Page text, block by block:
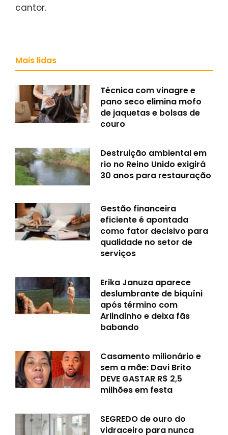
cantor.
Mais lidas
Técnica com vinagre e
pano seco elimina mofo
de jaquetas e bolsas de
couro
Destruição ambiental em
rio no Reino Unido exigirá
30 anos para restauração
Gestão financeira
eficiente é apontada
como fator decisivo para
qualidade no setor de
serviços
Erika Januza aparece
deslumbrante de biquíni
após término com
Arlindinho e deixa fãs
babando
Casamento milionário e
sem a mãe: Davi Brito
DEVE GASTAR R$ 2,5
milhões em festa
SEGREDO de ouro do
vidraceiro para nunca